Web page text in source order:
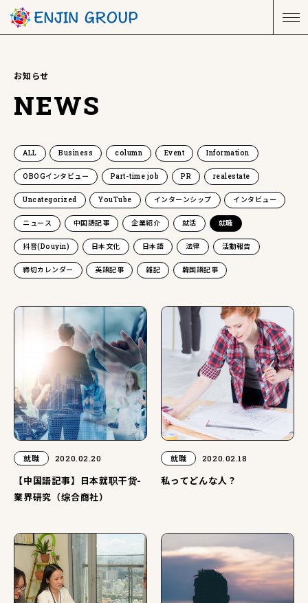
お知らせ
NEWS
ALL Business column Event Information
OBOGインタビュー Part-time job PR realestate
Uncategorized YouTube インターンシップ インタビュー
ニュース 中国語記事 企業紹介 就活 就職
抖音(Douyin) 日本文化 日本語 法律 活動報告
締切カレンダー 英語記事 雑記 韓国語記事
就職 2020.02.20
【中国語記事】日本就职干货-
業界研究（综合商社）
就職 2020.02.18
私ってどんな人？